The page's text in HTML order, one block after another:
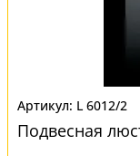
L 6012/2
Подвесная